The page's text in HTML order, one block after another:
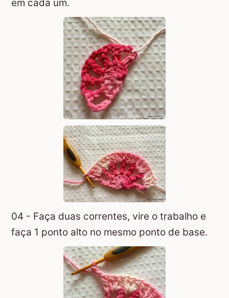
em cada um.
04 - Faça duas correntes, vire o trabalho e
faça 1 ponto alto no mesmo ponto de base.